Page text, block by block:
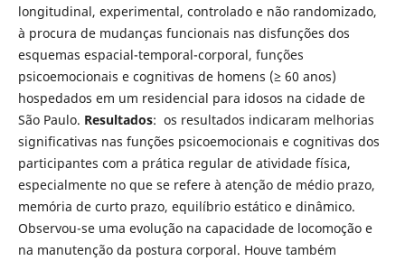
longitudinal, experimental, controlado e não randomizado,
à procura de mudanças funcionais nas disfunções dos
esquemas espacial-temporal-corporal, funções
psicoemocionais e cognitivas de homens (≥ 60 anos)
hospedados em um residencial para idosos na cidade de
São Paulo. Resultados: os resultados indicaram melhorias
significativas nas funções psicoemocionais e cognitivas dos
participantes com a prática regular de atividade física,
especialmente no que se refere à atenção de médio prazo,
memória de curto prazo, equilíbrio estático e dinâmico.
Observou-se uma evolução na capacidade de locomoção e
na manutenção da postura corporal. Houve também